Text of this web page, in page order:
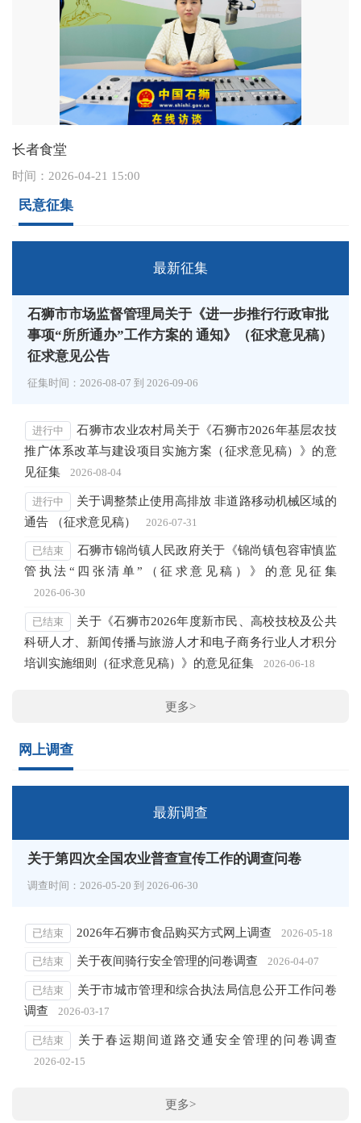
长者食堂
时间： 2026-04-21 15:00
民意征集
最新征集
石狮市市场监督管理局关于《进一步推行行政审批
事项“所所通办”工作方案的 通知》（征求意见稿）
征求意见公告
征集时间： 2026-08-07 到 2026-09-06
进行中
石狮市农业农村局关于《石狮市2026年基层农技
推广体系改革与建设项目实施方案（征求意见稿）》的意
见征集
2026-08-04
进行中
关于调整禁止使用高排放 非道路移动机械区域的
通告 （征求意见稿）
2026-07-31
已结束
石狮市锦尚镇人民政府关于《锦尚镇包容审慎监
管执法“四张清单”（征求意见稿）》的意见征集
2026-06-30
已结束
关于《石狮市2026年度新市民、高校技校及公共
科研人才、新闻传播与旅游人才和电子商务行业人才积分
培训实施细则（征求意见稿）》的意见征集
2026-06-18
更多>
网上调查
最新调查
关于第四次全国农业普查宣传工作的调查问卷
调查时间： 2026-05-20 到 2026-06-30
已结束 2026年石狮市食品购买方式网上调查 2026-05-18
已结束 关于夜间骑行安全管理的问卷调查 2026-04-07
已结束
关于市城市管理和综合执法局信息公开工作问卷
调查
2026-03-17
已结束 关于春运期间道路交通安全管理的问卷调查
2026-02-15
更多>